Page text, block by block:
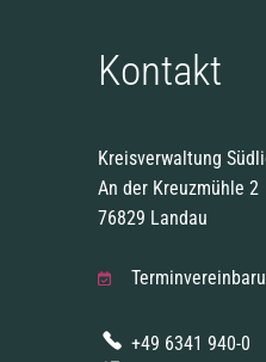
Kontakt
Kreisverwaltung
An der Kreuzmühle 2
76829 Landau
+49 6341 940-0